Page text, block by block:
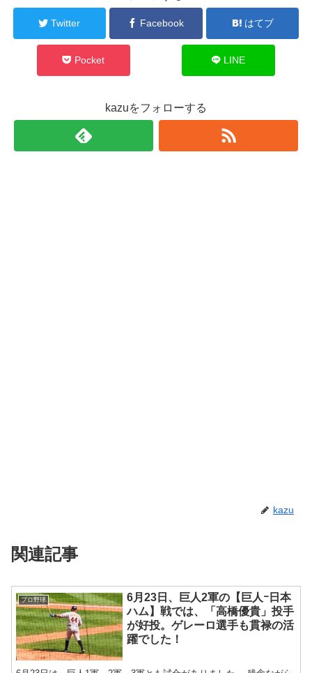
Twitter Facebook はてブ
Pocket LINE
kazuをフォローする
kazu
関連記事
プロ野球
6月23日、巨人2軍の【巨人ｰ日本
ハム】戦では、「高橋優貴」投手
が好投。ゲレーロ選手も貫禄の活
躍でした！